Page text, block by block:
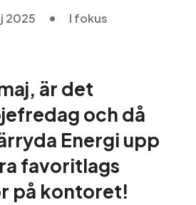
2025 I fokus
är det
och då
Energi upp
favoritlags
på kontoret!